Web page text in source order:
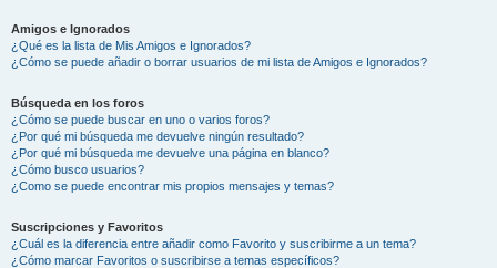
Amigos e Ignorados
¿Qué es la lista de Mis Amigos e Ignorados?
¿Cómo se puede añadir o borrar usuarios de mi lista de Amigos e Ignorados?
Búsqueda en los foros
¿Cómo se puede buscar en uno o varios foros?
¿Por qué mi búsqueda me devuelve ningún resultado?
¿Por qué mi búsqueda me devuelve una página en blanco?
¿Cómo busco usuarios?
¿Como se puede encontrar mis propios mensajes y temas?
Suscripciones y Favoritos
¿Cuál es la diferencia entre añadir como Favorito y suscribirme a un tema?
¿Cómo marcar Favoritos o suscribirse a temas específicos?